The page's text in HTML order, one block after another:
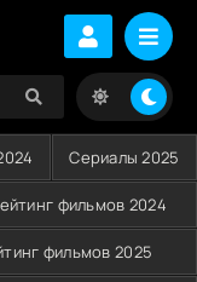
Сериалы 2025
фильмов 2024
фильмов 2025